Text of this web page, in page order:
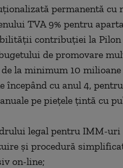
permanentă cu
TVA 9% pentru
contribuției la Pilon
de promovare
la minimum 10
începând cu anul 4,
pe piețele țintă cu
legal pentru IMM-uri
și procedură
on-line;